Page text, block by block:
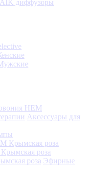
диффузоры
HEM
Аксессуары для
роза
Эфирные